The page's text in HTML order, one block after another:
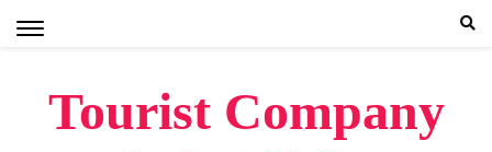
Tourist Company